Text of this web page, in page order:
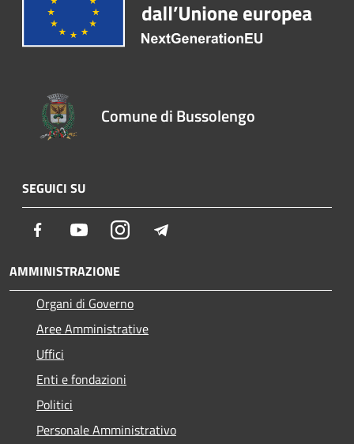
Comune di Bussolengo
SEGUICI SU
Facebook YoutubeInstagram
AMMINISTRAZIONE
Organi di Governo
Aree Amministrative
Uffici
Enti e fondazioni
Politici
Personale Amministrativo